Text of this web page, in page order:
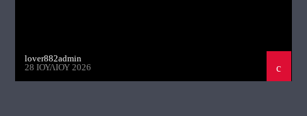
lover882admin
28 ΙΟΥΛΊΟΥ 2026